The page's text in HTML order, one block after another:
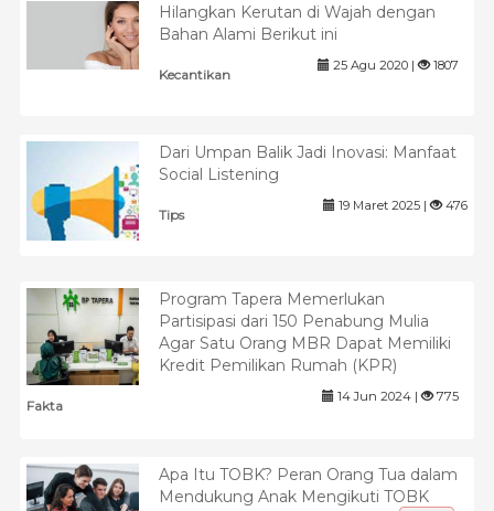
Hilangkan Kerutan di Wajah dengan
Bahan Alami Berikut ini
Kecantikan
25 Agu 2020 | 1807
Dari Umpan Balik Jadi Inovasi: Manfaat
Social Listening
Tips
19 Maret 2025 | 476
Program Tapera Memerlukan
Partisipasi dari 150 Penabung Mulia
Agar Satu Orang MBR Dapat Memiliki
Kredit Pemilikan Rumah (KPR)
Fakta
14 Jun 2024 | 775
Apa Itu TOBK? Peran Orang Tua dalam
Mendukung Anak Mengikuti TOBK